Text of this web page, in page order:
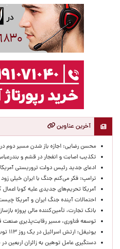
آخرین عناوین
محسن رضایی: اجازه باز شدن مسیر دوم در
تکذیب اصابت و انفجار در قشم و
ادعای جدید رئیس دولت تروریستی
ترامپ: فکر می‌کنم جنگ با ایران خیلی زود
آمریکا تحریم‌های جدیدی علیه کوبا اعمال
احتمالات آینده جنگ ایران و آمریکا
بانک تجارت، تأمین‌کننده مالی پروژه بازسازی فازهای ۴
توسعه فناوری، مسیر رقابت‌پذیری
یونیفل: ارتش اسرائیل در یک روز ۱۱۳ توپ به جنوب لبنان شلیک کرده است
دستگیری عامل توهین به زائران